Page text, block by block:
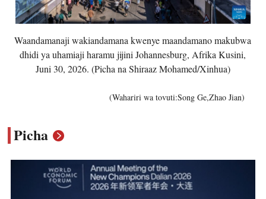
Waandamanaji wakiandamana kwenye maandamano makubwa
dhidi ya uhamiaji haramu jijini Johannesburg, Afrika Kusini,
Juni 30, 2026. (Picha na Shiraaz Mohamed/Xinhua)
(Wahariri wa tovuti:Song Ge,Zhao Jian)
Picha